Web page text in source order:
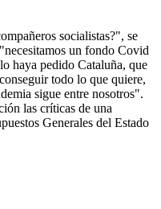
socialistas?", se
un fondo Covid
haya pedido Cataluña, que
todo lo que quiere,
sigue entre nosotros".
las críticas de una
Generales del Estado